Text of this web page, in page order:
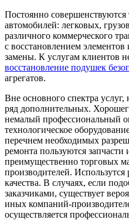
Постоянно совершенствуются
автомобилей: легковых,
различного коммерческого
с восстановлением
замены. К услугам клиентов
восстановление подушек
агрегатов.
Вне основного спектра услуг,
ряд дополнительных.
немалый профессиональный
технологическое
перечнем необходимых
ремонта пользуются запчасти
преимущественно торговых
производителей.
качества. В случаях, если
заказчиками, существует
иных компаний-
осуществляется